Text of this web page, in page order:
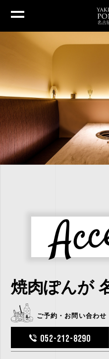
焼肉ぽんが
ご予約・お問い合わせ
052-212-8290